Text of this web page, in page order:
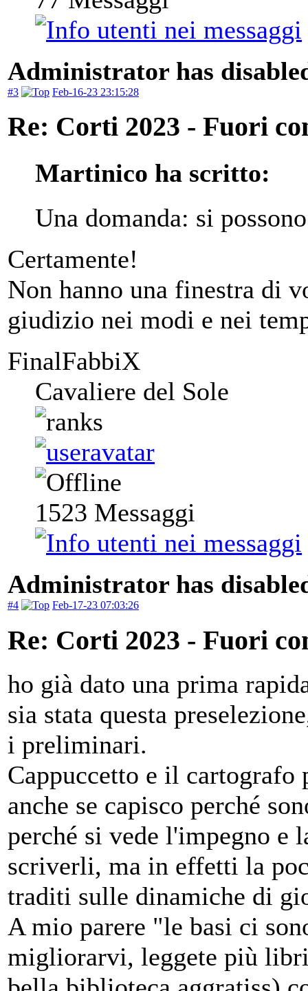
Administrator has
#3 Feb-16-23 23:15:28
Re: Corti 2023 - Fuori
Martinico ha scritto:
Una domanda: si
Certamente!
Non hanno una finestra di
giudizio nei modi e nei
FinalFabbiX
Cavaliere del Sole
1523 Messaggi
Administrator has
#4 Feb-17-23 07:03:26
Re: Corti 2023 - Fuori
ho già dato una prima
sia stata questa
i preliminari.
Cappuccetto e il cartografo
anche se capisco perché
perché si vede l'impegno e
scriverli, ma in effetti la
traditi sulle dinamiche di
A mio parere "le basi ci
migliorarvi, leggete più